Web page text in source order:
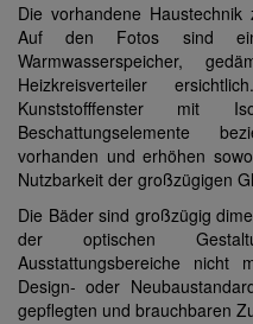
Die vorhandene
Auf den Fotos sind
Warmwasserspeicher,
Heizkreisverteiler
Kunststofffenster mit
Beschattungselemente
vorhanden und erhöhen
Nutzbarkeit der großzügigen
Die Bäder sind großzügig
der optischen
Ausstattungsbereiche nicht
Design- oder
gepflegten und brauchbaren